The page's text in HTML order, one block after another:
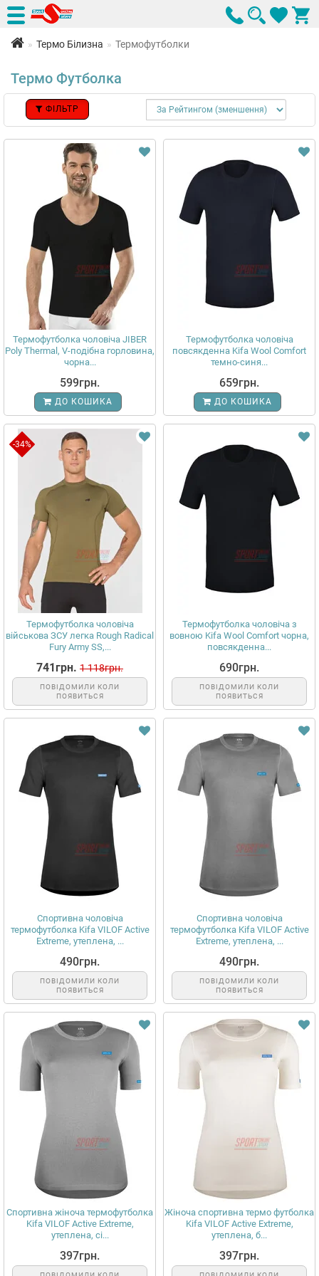
Термо Білизна Термофутболки
Термо Футболка
ФІЛЬТР
Термофутболка чоловіча JIBER
Poly Thermal, V-подібна горловина,
чорна...
599грн.
ДО КОШИКА
Термофутболка чоловіча
повсякденна Kifa Wool Comfort
темно-синя...
659грн.
ДО КОШИКА
-34%
Термофутболка чоловіча
військова ЗСУ легка Rough Radical
Fury Army SS,...
741грн. 1 118грн.
ПОВІДОМИЛИ КОЛИ
ПОЯВИТЬСЯ
Термофутболка чоловіча з
вовною Kifa Wool Comfort чорна,
повсякденна...
690грн.
ПОВІДОМИЛИ КОЛИ
ПОЯВИТЬСЯ
Спортивна чоловіча
термофутболка Kifa VILOF Active
Extreme, утеплена, ...
490грн.
ПОВІДОМИЛИ КОЛИ
ПОЯВИТЬСЯ
Спортивна чоловіча
термофутболка Kifa VILOF Active
Extreme, утеплена, ...
490грн.
ПОВІДОМИЛИ КОЛИ
ПОЯВИТЬСЯ
Спортивна жіноча термофутболка
Kifa VILOF Active Extreme,
утеплена, сі...
397грн.
Жіноча спортивна термо футболка
Kifa VILOF Active Extreme,
утеплена, б...
397грн.